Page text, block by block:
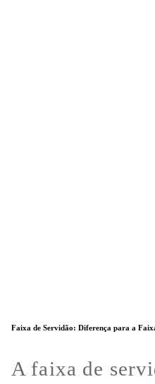
Faixa de Servidão: Diferença para a
A faixa de